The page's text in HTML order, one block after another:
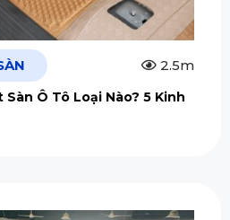
2.5m
Ô Tô Loại Nào? 5 Kinh